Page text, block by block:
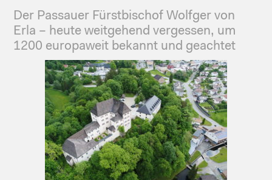
Der Passauer Fürstbischof Wolfger von
Erla – heute weitgehend vergessen, um
1200 europaweit bekannt und geachtet